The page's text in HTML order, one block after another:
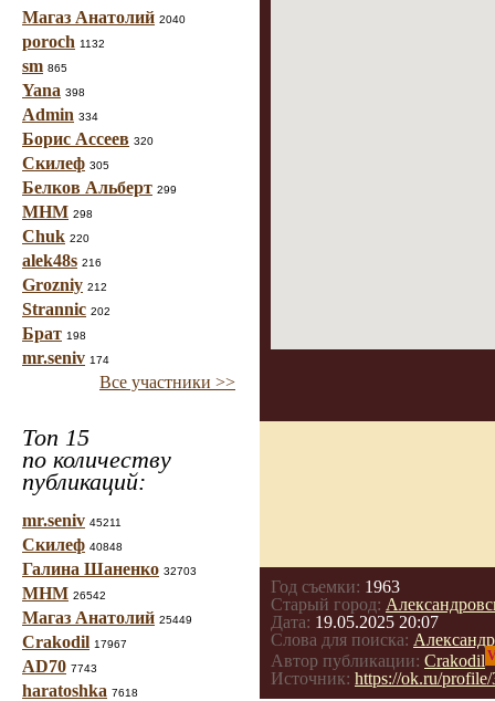
Магаз Анатолий 2040
poroch 1132
sm 865
Yana 398
Admin 334
Борис Ассеев 320
Скилеф 305
Белков Альберт 299
МНМ 298
Chuk 220
alek48s 216
Grozniy 212
Strannic 202
Брат 198
mr.seniv 174
Все участники >>
Топ 15
по количеству
публикаций:
mr.seniv 45211
Скилеф 40848
Галина Шаненко 32703
МНМ 26542
Магаз Анатолий 25449
Crakodil 17967
AD70 7743
haratoshka 7618
Год съемки: 1963
Старый город:
Дата: 19.05.2025 20:07
Слова для поиска:
Автор публикации: Crakodil
Источник: https://ok.ru/